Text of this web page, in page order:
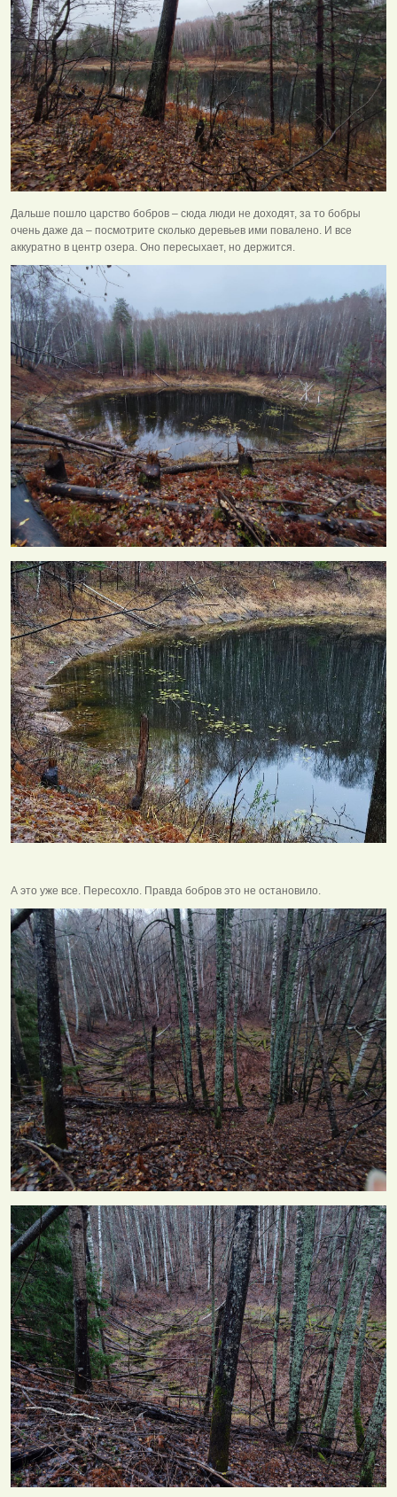
Дальше пошло царство бобров – сюда люди не доходят, за то бобры
очень даже да – посмотрите сколько деревьев ими повалено. И все
аккуратно в центр озера. Оно пересыхает, но держится.
А это уже все. Пересохло. Правда бобров это не остановило.